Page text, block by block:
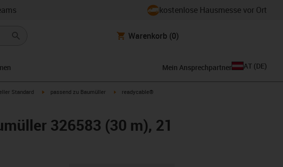
kostenlose Hausmesse vor Ort
Warenkorb (0)
Mein Ansprechpartner AT (DE)
Standard igus-icon-arrow-right
passend zu Baumüller igus-icon-arrow-right
readycable®
326583 (30 m), 21